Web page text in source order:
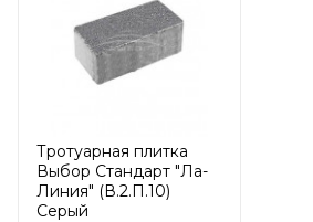
Тротуарная плитка
Выбор Стандарт "Ла-
Линия" (В.2.П.10)
Серый